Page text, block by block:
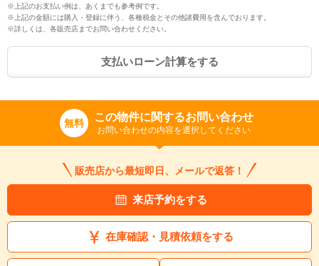
※上記のお支払い例は、あくまでも参考例です。
※上記の金額には購入・登録に伴う、各種税金とその他諸費用を含んでおります。
※詳しくは、各販売店までお問い合わせください。
支払いローン計算をする
無料 この物件に関するお問い合わせ
お問い合わせの内容を選択してください
販売店から最短即日、メールで返答！
来店予約をする
在庫確認・見積依頼をする